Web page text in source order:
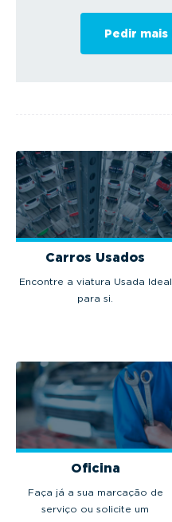
Carros Usados
Encontre a viatura Usada Ideal
para si.
Oficina
Faça já a sua marcação de
serviço ou solicite um